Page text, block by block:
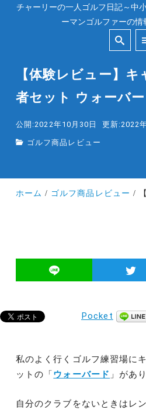
チャーリーの一人ゴルフ日記～中
ーマンゴルファーの情
【体験レビュー】
者セット ウォーバ
公開:2022年10月30日 更新:2022
ゴルフ商品レビュー
ホーム ゴルフ商品レビュー
Pocket
私のよく行くゴルフ練習場に
ットの「ウォーバード 」があ
自分のクラブをないときはレ